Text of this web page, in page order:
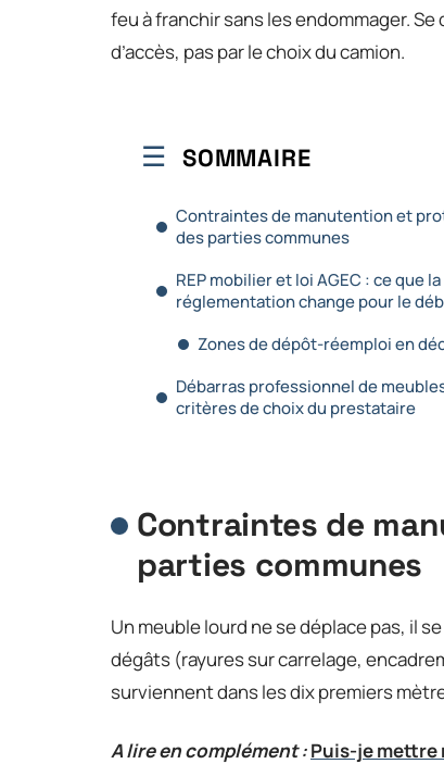
feu à franchir sans les endommager.
d’accès, pas par le choix du camion.
SOMMAIRE
Contraintes de manutention et
des parties communes
REP mobilier et loi AGEC : ce que la
réglementation change pour le
Zones de dépôt-réemploi en
Débarras professionnel de
critères de choix du prestataire
Contraintes de
parties communes
Un meuble lourd ne se déplace pas, il
dégâts (rayures sur carrelage,
surviennent dans les dix premiers
A lire en complément :Puis-je mettre